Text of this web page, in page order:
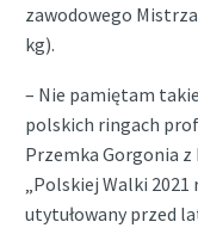
zawodowego
kg).
– Nie pamiętam
polskich ringach
Przemka Gorgonia z
„Polskiej Walki 2021
utytułowany przed